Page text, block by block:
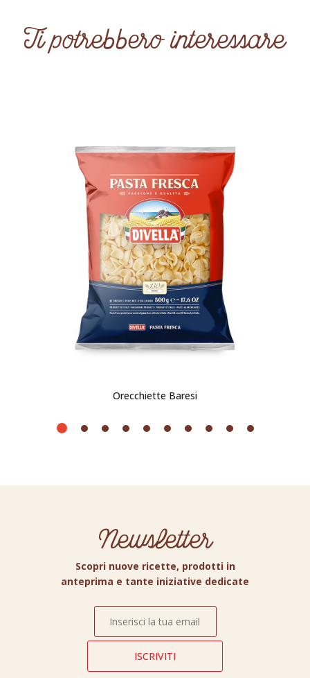
Ti potrebbero interessare
Orecchiette Baresi
Newsletter
Scopri nuove ricette, prodotti in
anteprima e tante iniziative dedicate